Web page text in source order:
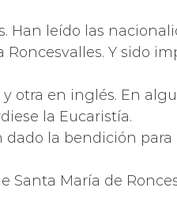
Han leído las
Y sido
otra en inglés. En
la Eucaristía.
la bendición
María de